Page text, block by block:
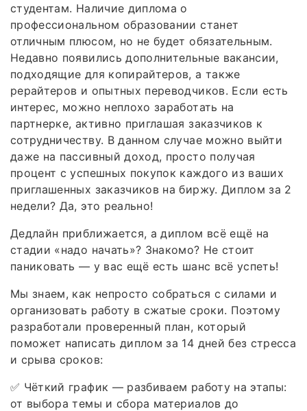
студентам. Наличие диплома о
профессиональном образовании станет
отличным плюсом, но не будет обязательным.
Недавно появились дополнительные вакансии,
подходящие для копирайтеров, а также
рерайтеров и опытных переводчиков. Если есть
интерес, можно неплохо заработать на
партнерке, активно приглашая заказчиков к
сотрудничеству. В данном случае можно выйти
даже на пассивный доход, просто получая
процент с успешных покупок каждого из ваших
приглашенных заказчиков на биржу. Диплом за 2
недели? Да, это реально!
Дедлайн приближается, а диплом всё ещё на
стадии «надо начать»? Знакомо? Не стоит
паниковать — у вас ещё есть шанс всё успеть!
Мы знаем, как непросто собраться с силами и
организовать работу в сжатые сроки. Поэтому
разработали проверенный план, который
поможет написать диплом за 14 дней без стресса
и срыва сроков:
✅ Чёткий график — разбиваем работу на этапы:
от выбора темы и сбора материалов до